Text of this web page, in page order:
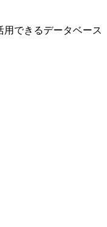
できるデータベース